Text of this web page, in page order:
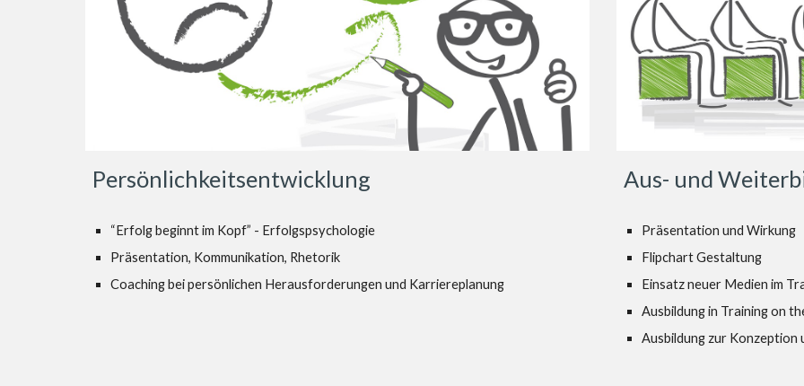
Persönlichkeitsentwicklung
“Erfolg beginnt im Kopf” - Erfolgspsychologie
Präsentation, Kommunikation, Rhetorik
Coaching bei persönlichen Herausforderungen und Karriereplanung
Aus- und
Präsentation und Wirkung
Flipchart Gestaltung
Einsatz neuer Medien im
Ausbildung in Training on
Ausbildung zur Konzeption